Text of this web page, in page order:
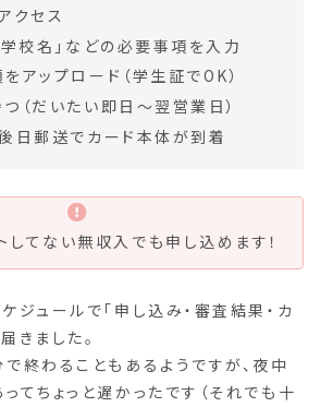
クセス
学校名」などの必要事項を入力
アップロード（学生証でOK）
（だいたい即日～翌営業日）
日郵送でカード本体が到着
してない無収入でも申し込めます！
ジュールで「申し込み・審査結果・カ
きました。
終わることもあるようですが、夜中
てちょっと遅かったです（それでも十